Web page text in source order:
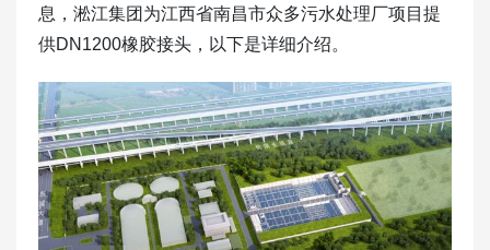
息，淞江集团为江西省南昌市众多污水处理厂项目提
供DN1200橡胶接头，以下是详细介绍。